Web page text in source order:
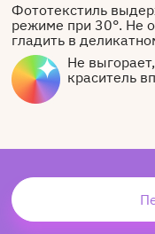
Фототекстиль
режиме при 30°. Не
гладить в
Не
краситель